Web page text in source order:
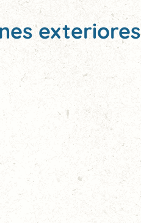
exteriores